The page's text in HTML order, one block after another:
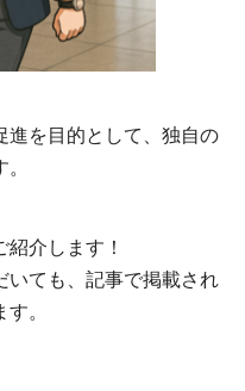
進を目的として、独自の
介します！
いても、記事で掲載され
。